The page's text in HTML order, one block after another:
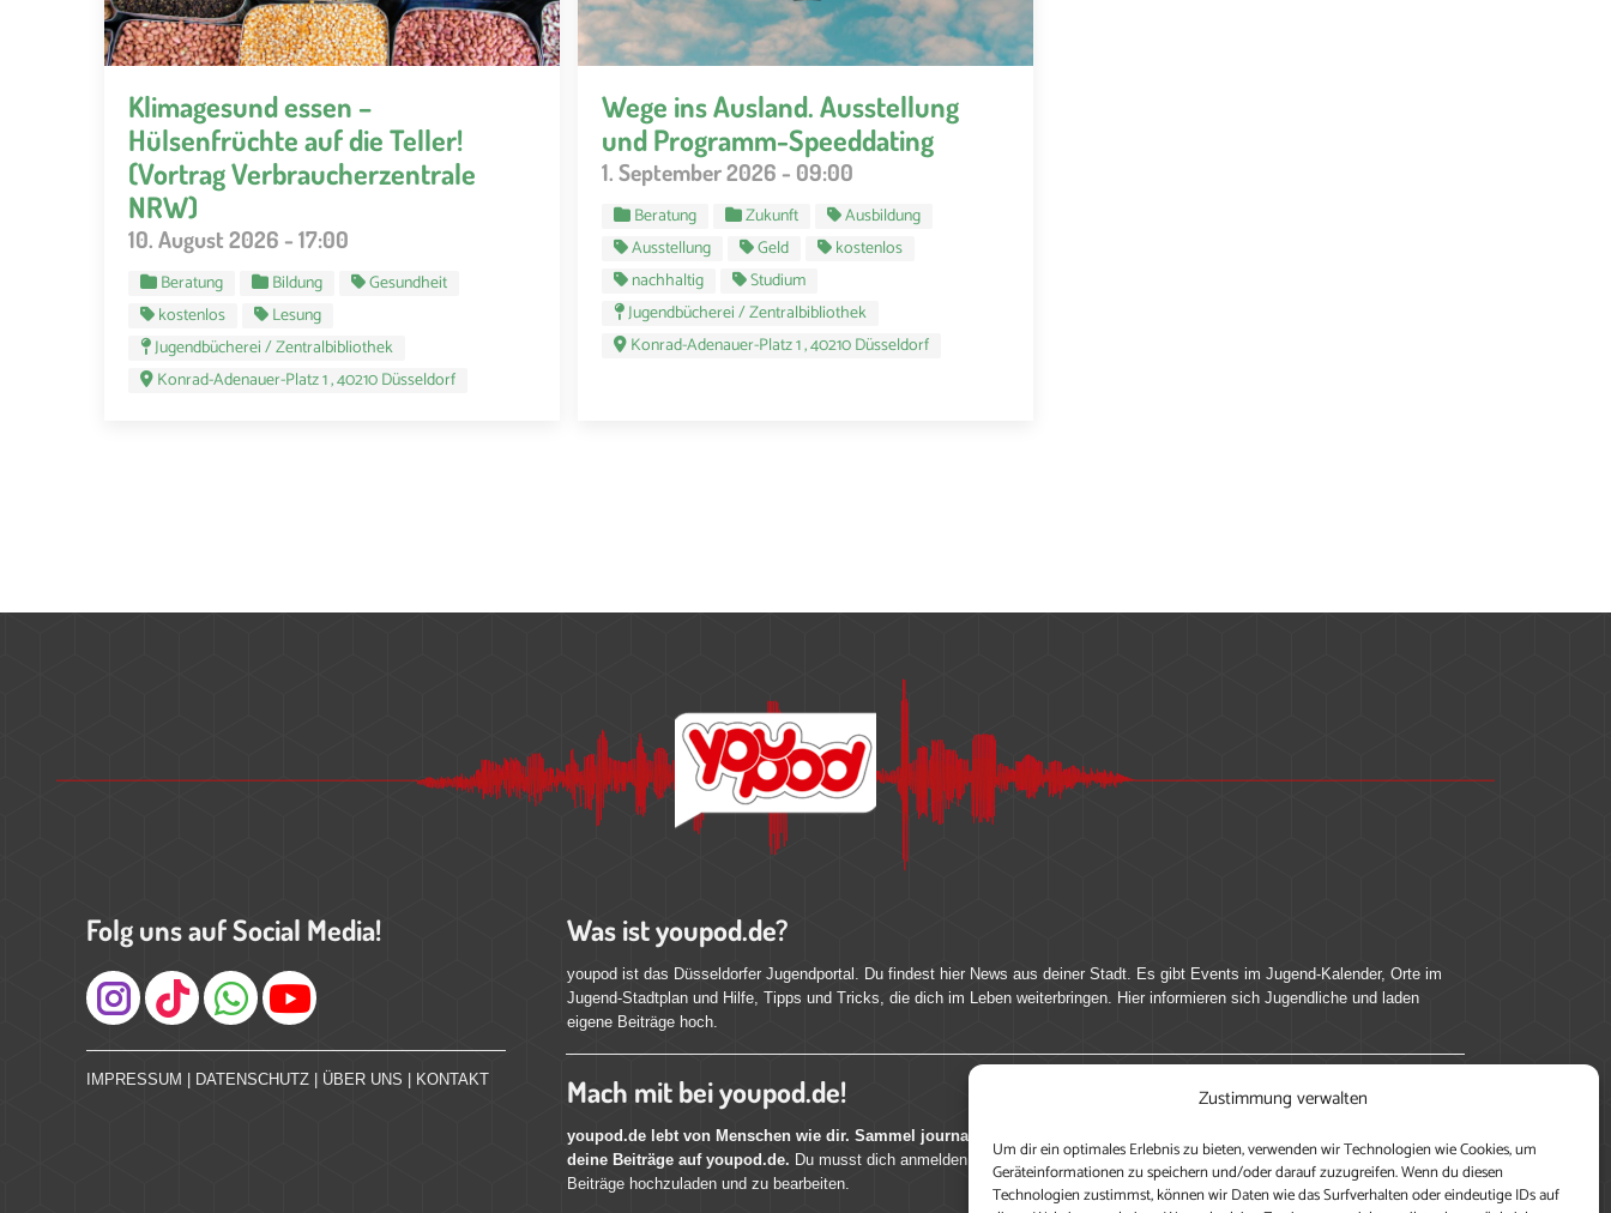
Zustimmung verwalten
Um dir ein optimales Erlebnis zu bieten, verwenden wir Technologien wie Cookies, um
Geräteinformationen zu speichern und/oder darauf zuzugreifen. Wenn du diesen
Technologien zustimmst, können wir Daten wie das Surfverhalten oder eindeutige IDs auf
Klimagesund essen –
Hülsenfrüchte auf die Teller!
(Vortrag Verbraucherzentrale
NRW)
10. August 2026 - 17:00
Beratung Bildung
Gesundheit
kostenlos
Lesung
Jugendbücherei / Zentralbibliothek
Konrad-Adenauer-Platz 1 , 40210 Düsseldorf
Wege ins Ausland. Ausstellung
und Programm-Speeddating
1. September 2026 - 09:00
Beratung Zukunft
Ausbildung
Ausstellung
Geld
kostenlos
nachhaltig
Studium
Jugendbücherei / Zentralbibliothek
Konrad-Adenauer-Platz 1 , 40210 Düsseldorf
Folg uns auf Social Media!
Instagram
IMPRESSUM DATENSCHUTZ ÜBER UNS KONTAKT
Was ist youpod.de?
youpod ist das Düsseldorfer Jugendportal. Du findest hier News aus deiner Stadt. Es gibt Events im Jugend-Kalender, Orte im
Jugend-Stadtplan und Hilfe, Tipps und Tricks, die dich im Leben weiterbringen. Hier informieren sich Jugendliche und laden
eigene Beiträge hoch.
Mach mit bei youpod.de!
youpod.de lebt von Menschen wie dir. Sammel journalistische Erfahrung, teile deine Perspektive und veröffentliche
deine Beiträge auf youpod.de. Du musst dich anmelden, um alle Funktionen nutzen zu können, ein Profil anzulegen, eigene
Beiträge hochzuladen und zu bearbeiten.